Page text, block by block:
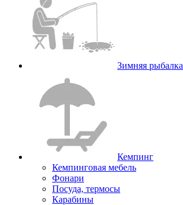
Зимняя рыбалка
Кемпинг
Кемпинговая мебель
Фонари
Посуда, термосы
Карабины